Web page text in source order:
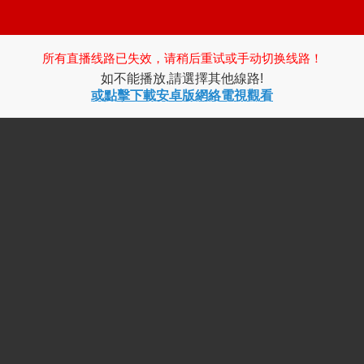
所有直播线路已失效，请稍后重试或手动切换线路！
如不能播放,請選擇其他線路!
或點擊下載安卓版網絡電視觀看